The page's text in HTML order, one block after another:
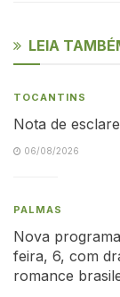
LEIA
TOCANTINS
Nota de
06/08/2026
PALMAS
Nova
feira, 6, com
romance